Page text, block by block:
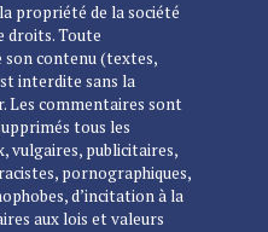
propriété de la société
droits. Toute
son contenu (textes,
interdite sans la
Les commentaires sont
tous les
vulgaires, publicitaires,
pornographiques,
d’incitation à la
aux lois et valeurs